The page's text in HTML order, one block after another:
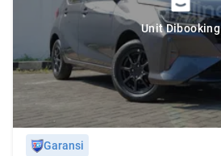
Unit Dibooking
Garansi